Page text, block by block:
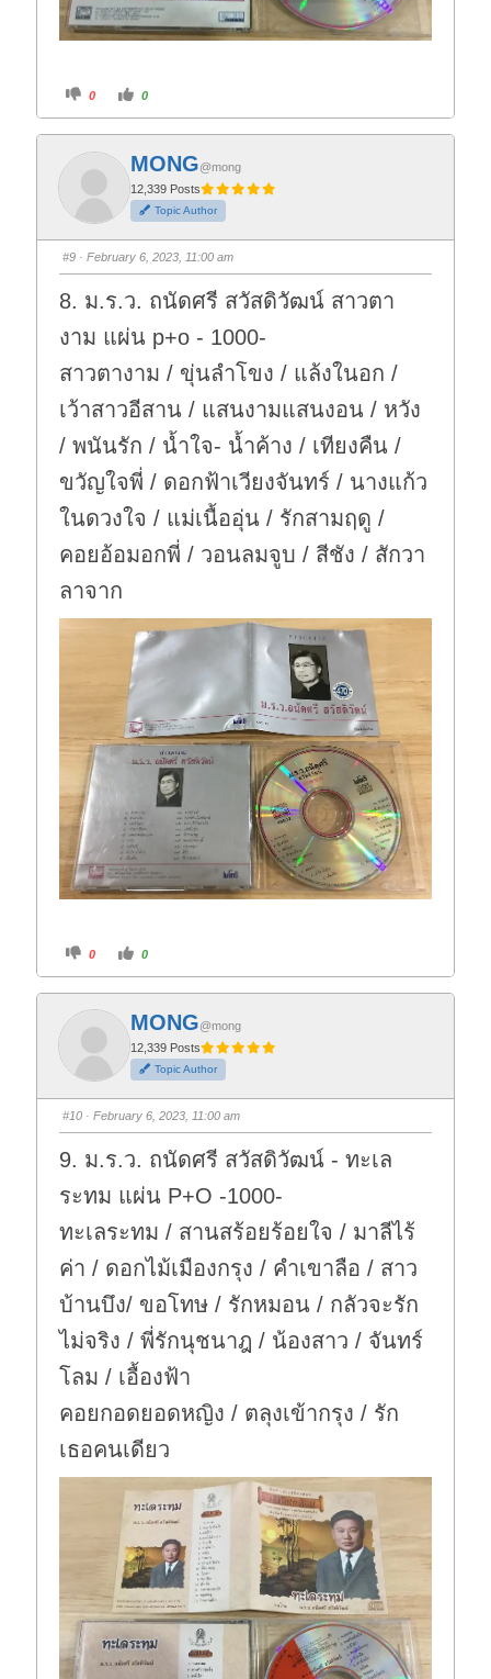
C
i
f
t
h
m
b
d
o
n
0
C
i
o
t
h
u
m
b
u
p
0
MONG@mong
12,339 Posts
Topic Author
#9 · February 6, 2023, 11:00 am
8. ม.ร.ว. ถนัดศรี สวัสดิวัฒน์ สาวตา
งาม แผ่น p+o - 1000-
สาวตางาม / ขุ่นลำโขง / แล้งในอก /
เว้าสาวอีสาน / แสนงามแสนงอน / หวัง
/ พนันรัก / น้ำใจ- น้ำค้าง / เทียงคืน /
ขวัญใจพี่ / ดอกฟ้าเวียงจันทร์ / นางแก้ว
ในดวงใจ / แม่เนื้ออุ่น / รักสามฤดู /
คอยอ้อมอกพี่ / วอนลมจูบ / สีชัง / สักวา
ลาจาก
C
i
k
f
t
h
m
d
o
n
0
C
i
k
o
r
t
h
u
m
u
p
0
MONG@mong
12,339 Posts
Topic Author
#10 · February 6, 2023, 11:00 am
9. ม.ร.ว. ถนัดศรี สวัสดิวัฒน์ - ทะเล
ระทม แผ่น P+O -1000-
ทะเลระทม / สานสร้อยร้อยใจ / มาลีไร้
ค่า / ดอกไม้เมืองกรุง / คำเขาลือ / สาว
บ้านบึง/ ขอโทษ / รักหมอน / กลัวจะรัก
ไม่จริง / พี่รักนุชนาฎ / น้องสาว / จันทร์
โลม / เอื้องฟ้า
คอยกอดยอดหญิง / ตลุงเข้ากรุง / รัก
เธอคนเดียว